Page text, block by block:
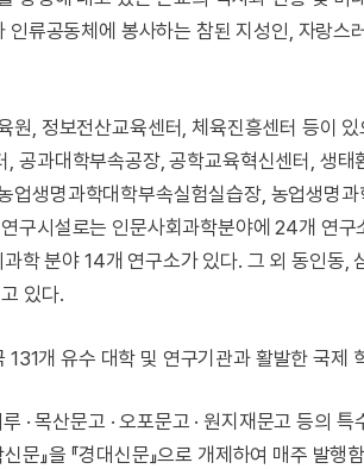
인류공동체에 봉사하는 참된 지성인, 자랑
원, 정보전산교육센터, 체육진흥센터 등이
공과대학부속공장, 공학교육혁신센터, 생
업생명과학대학부속실험실습장, 농업생명
구시설로는 인문사회과학분야에 24개 연
학 분야 14개 연구소가 있다. 그 외 동인동,
있다.
개 유수 대학 및 연구기관과 활발한 국제
· 목산문고 · 오포문고 · 원지재문고 등의
문』을 『경대신문』으로 개제하여 매주